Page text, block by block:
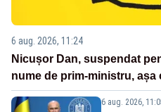
6 aug. 2026, 11:24
Nicușor Dan, suspendat
nume de prim-ministru,
6 aug. 2026,